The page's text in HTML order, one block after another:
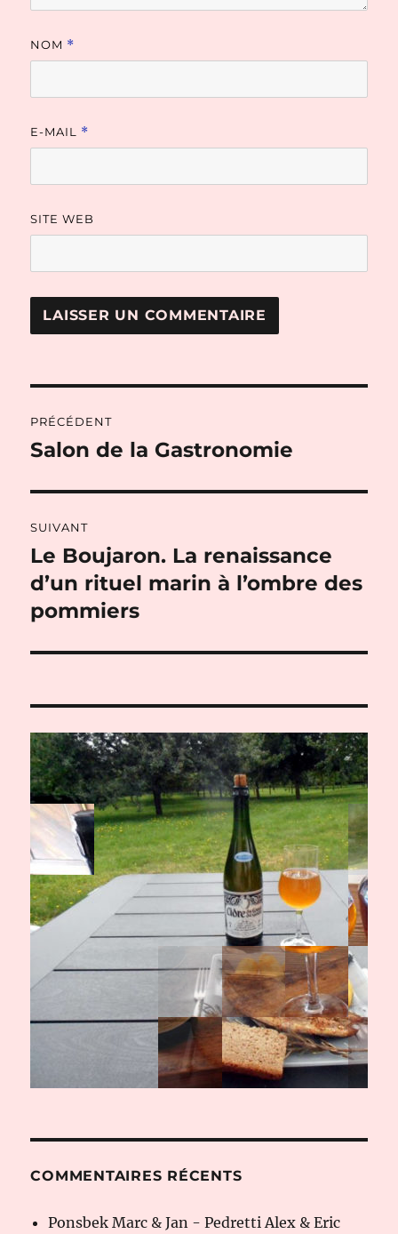
NOM *
E-MAIL *
SITE WEB
de
PRÉCÉDENT
Publication
Salon de la Gastronomie
SUIVANT
Publication
suivante :
Le Boujaron. ​La renaissance
d’un rituel marin à l’ombre des
pommiers
COMMENTAIRES RÉCENTS
Ponsbek Marc & Jan - Pedretti Alex & Eric